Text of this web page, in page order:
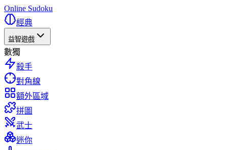
Online Sudoku
經典
益智遊戲
數獨
殺手
對角線
額外區域
拼圖
武士
迷你